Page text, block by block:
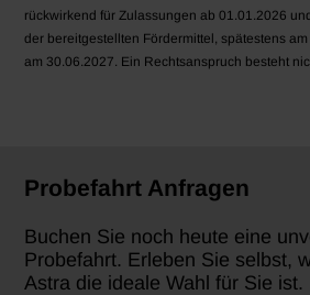
rückwirkend für Zulassungen ab 01.01.2026
der bereitgestellten Fördermittel, spätestens
am 30.06.2027. Ein Rechtsanspruch besteht
Probefahrt Anfragen
Buchen Sie noch heute eine
Probefahrt. Erleben Sie selbst,
Astra die ideale Wahl für Sie ist.